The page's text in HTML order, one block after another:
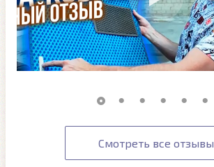
Смотреть все отзывы